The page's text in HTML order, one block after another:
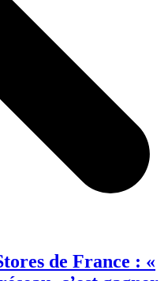
de France : «